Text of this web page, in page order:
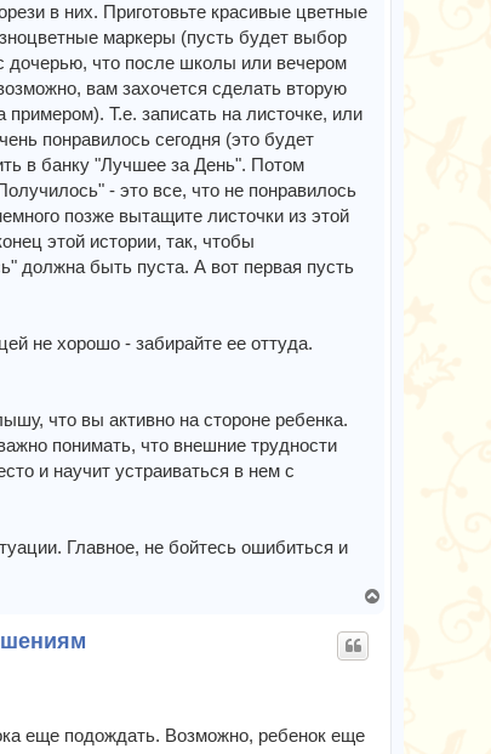
в них. Приготовьте красивые цветные
маркеры (пусть будет выбор
дочерью, что после школы или вечером
вам захочется сделать вторую
Т.е. записать на листочке, или
понравилось сегодня (это будет
в банку "Лучшее за День". Потом
- это все, что не понравилось
позже вытащите листочки из этой
этой истории, так, чтобы
должна быть пуста. А вот первая пусть
не хорошо - забирайте ее оттуда.
что вы активно на стороне ребенка.
понимать, что внешние трудности
и научит устраиваться в нем с
Главное, не бойтесь ошибиться и
еще подождать. Возможно, ребенок еще